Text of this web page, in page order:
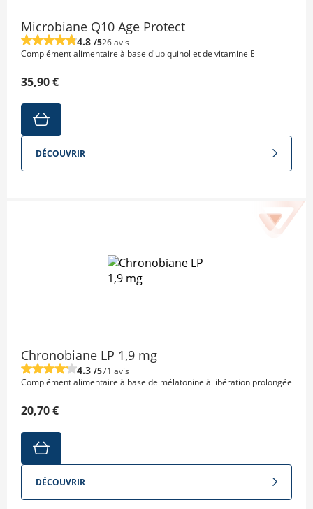
Microbiane Q10 Age Protect
4.8 /526 avis
Complément alimentaire à base d'ubiquinol et de vitamine E
35,90 €
DÉCOUVRIR
Chronobiane LP 1,9 mg
4.3 /571 avis
Complément alimentaire à base de mélatonine à libération prolongée
20,70 €
DÉCOUVRIR